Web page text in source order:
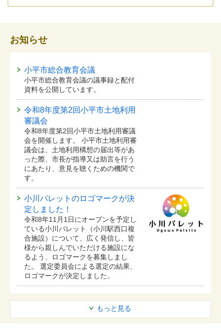
お知らせ
もっと見る
小平市総合教育会議
小平市総合教育会議の議事録と配付
資料を公開しています。
令和8年度第2回小平市土地利用
審議会
令和8年度第2回小平市土地利用審議
会を開催します。 小平市土地利用審
議会は、土地利用構想の届出等があ
った際、市長が指導又は助言を行う
にあたり、意見を聴くための機関で
す。
小川パレットのロゴマークが決
定しました！
令和8年11月1日にオープンを予定し
ている⼩川パレット（小川駅西口複
合施設）について、広く発信し、皆
様から親しんでいただける施設にな
るよう、ロゴマークを募集しまし
た。 選定委員会による選定の結果、
ロゴマークが決定しました。